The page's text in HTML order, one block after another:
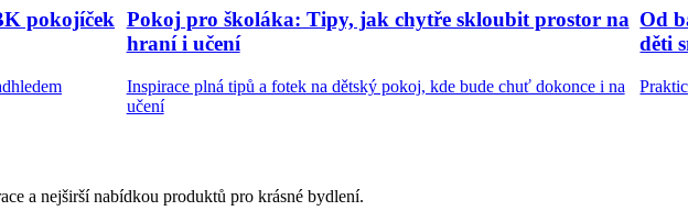
pokojíček Pokoj pro školáka: Tipy, jak chytře skloubit prostor na
hraní i učení
Inspirace plná tipů a fotek na dětský pokoj, kde bude chuť dokonce i na
učení
Od
děti
a nejširší nabídkou produktů pro krásné bydlení.